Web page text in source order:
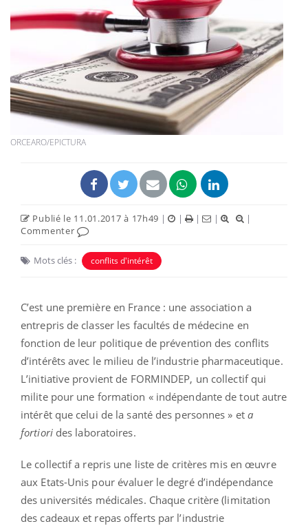
ORCEARO/EPICTURA
Publié le 11.01.2017 à 17h49 | | | |
|
Commenter
Mots clés : conflits d'intérêt
C’est une première en France : une association a
entrepris de classer les facultés de médecine en
fonction de leur politique de prévention des conflits
d’intérêts avec le milieu de l’industrie pharmaceutique.
L’initiative provient de FORMINDEP, un collectif qui
milite pour une formation « indépendante de tout autre
intérêt que celui de la santé des personnes » et a
fortiorides laboratoires.
Le collectif a repris une liste de critères mis en œuvre
aux Etats-Unis pour évaluer le degré d’indépendance
des universités médicales. Chaque critère (limitation
des cadeaux et repas offerts par l’industrie